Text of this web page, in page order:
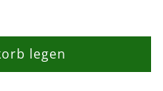
legen